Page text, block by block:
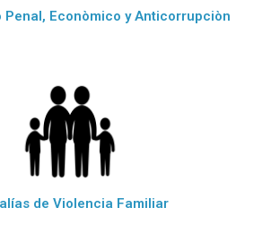
Penal, Econòmico y Anticorrupciòn
de Violencia Familiar